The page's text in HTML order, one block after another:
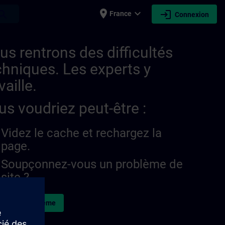
place France expand_more login Connexion
rentrons des difficultés
Les experts y
voudriez peut-être :
Videz le cache et rechargez la
page.
Soupçonnez-vous un problème de
site ?
le problème